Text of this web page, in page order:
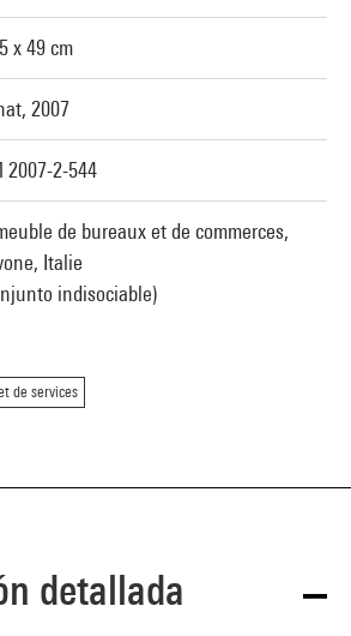
x 49 cm
2007
2007-2-544
de bureaux et de commerces,
Italie
indisociable)
de services
detallada